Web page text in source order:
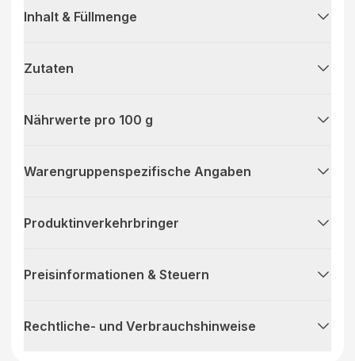
Inhalt & Füllmenge
Zutaten
Nährwerte pro 100 g
Warengruppenspezifische Angaben
Produktinverkehrbringer
Preisinformationen & Steuern
Rechtliche- und Verbrauchshinweise